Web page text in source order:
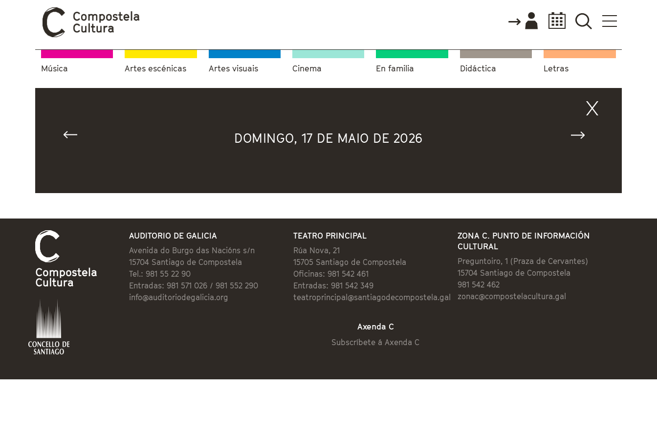
Música Artes escénicas Artes visuais Cinema En familia Didáctica Letras
DOMINGO, 17 DE MAIO DE 2026
AUDITORIO DE GALICIA
Avenida do Burgo das Nacións s/n
15704 Santiago de Compostela
Tel.: 981 55 22 90
Entradas: 981 571 026 / 981 552 290
info@auditoriodegalicia.org
TEATRO PRINCIPAL
Rúa Nova, 21
15705 Santiago de Compostela
Oficinas: 981 542 461
Entradas: 981 542 349
teatroprincipal@santiagodecompostela.gal
ZONA C. PUNTO DE INFORMACIÓN
CULTURAL
Preguntoiro, 1 (Praza de Cervantes)
15704 Santiago de Compostela
981 542 462
zonac@compostelacultura.gal
Axenda C
Subscríbete á Axenda C